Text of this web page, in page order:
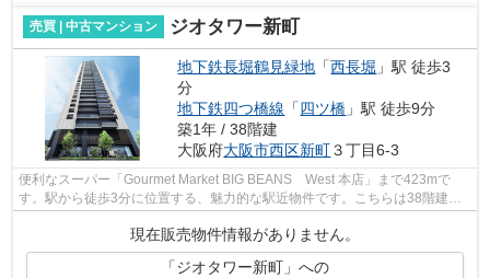
売買 | 中古マンション ジオタワー新町
地下鉄長堀鶴見緑地 「西長堀 」駅 徒歩3
分
地下鉄四つ橋線 「四ツ橋 」駅 徒歩9分
築1年 / 38階建
大阪府大阪市西区新町３丁目6-3
便利なスーパー「Gourmet Market BIG BEANS West 本店」まで423mで
す。駅から徒歩3分に位置する、魅力的な駅近物件です。こちらは38階建て
現在販売物件情報がありません。
「ジオタワー新町」への